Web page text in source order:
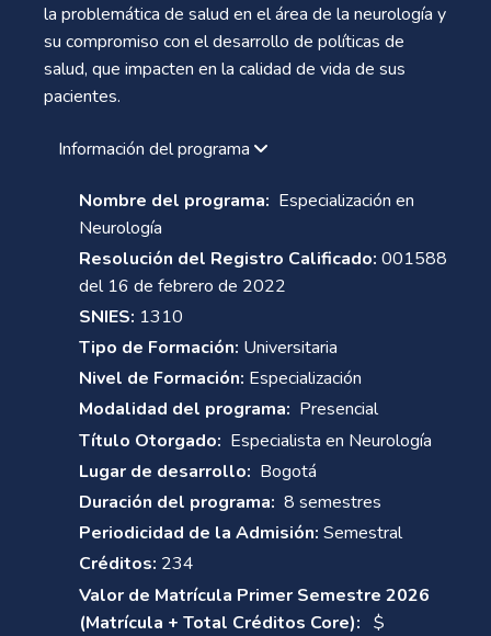
la problemática de salud en el área de la neurología y
su compromiso con el desarrollo de políticas de
salud, que impacten en la calidad de vida de sus
pacientes.
Información del programa
Nombre del programa: Especialización en
Neurología
Resolución del Registro Calificado: 001588
del 16 de febrero de 2022
SNIES: 1310
Tipo de Formación: Universitaria
Nivel de Formación: Especialización
Modalidad del programa: Presencial
Título Otorgado: Especialista en Neurología
Lugar de desarrollo: Bogotá
Duración del programa: 8 semestres
Periodicidad de la Admisión: Semestral
Créditos: 234
Valor de Matrícula Primer Semestre 2026
(Matrícula + Total Créditos Core): $